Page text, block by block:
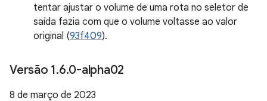
tentar ajustar o volume de uma rota no seletor de
saída fazia com que o volume voltasse ao valor
original (93f409).
Versão 1.6.0-alpha02
8 de março de 2023